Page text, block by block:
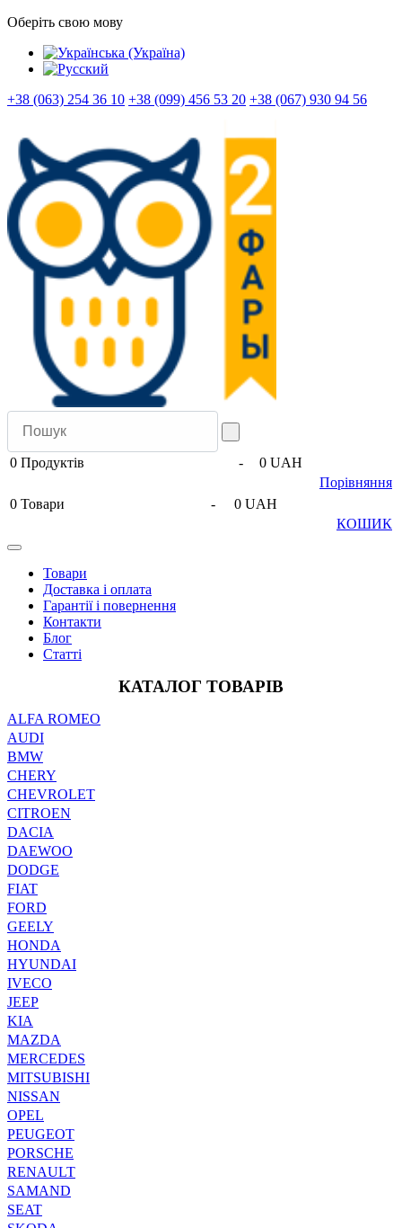
Оберіть свою мову
+38 (063) 254 36 10 +38 (099) 456 53 20 +38 (067) 930 94 56
0 Продуктів -
0 UAH
Порівняння
0 Товари -
0 UAH
КОШИК
Товари
Доставка і оплата
Гарантії і повернення
Контакти
Блог
Статті
КАТАЛОГ ТОВАРІВ
ALFA ROMEO
AUDI
BMW
CHERY
CHEVROLET
CITROEN
DACIA
DAEWOO
DODGE
FIAT
FORD
GEELY
HONDA
HYUNDAI
IVECO
JEEP
KIA
MAZDA
MERCEDES
MITSUBISHI
NISSAN
OPEL
PEUGEOT
PORSCHE
RENAULT
SAMAND
SEAT